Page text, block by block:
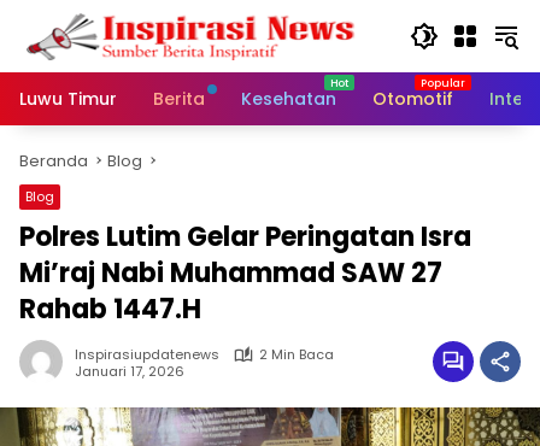
Langsung
konten
Luwu Timur
Berita Kesehatan Otomotif
Beranda Blog
Blog
Polres Lutim Gelar Peringatan Isra
Mi’raj Nabi Muhammad SAW 27
Rahab 1447.H
Inspirasiupdatenews
2 Min Baca
Januari 17, 2026